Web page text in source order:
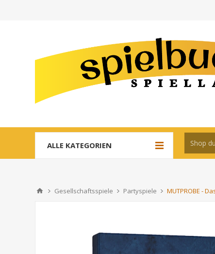
ALLE KATEGORIEN
Gesellschaftsspiele Partyspiele MUTPROBE -